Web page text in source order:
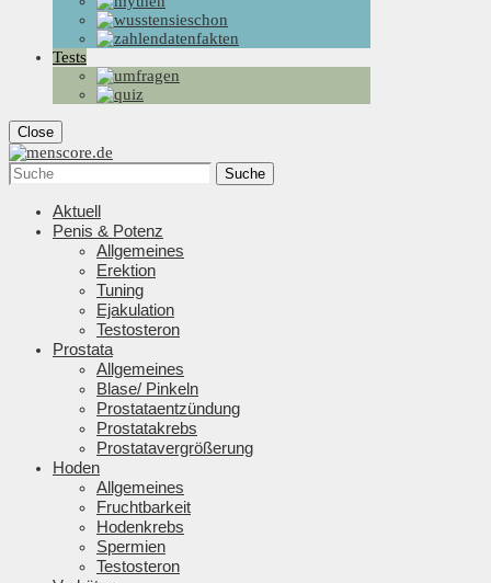
Tests
Close
Suche
Aktuell
Penis & Potenz
Allgemeines
Erektion
Tuning
Ejakulation
Testosteron
Prostata
Allgemeines
Blase/ Pinkeln
Prostataentzündung
Prostatakrebs
Prostatavergrößerung
Hoden
Allgemeines
Fruchtbarkeit
Hodenkrebs
Spermien
Testosteron